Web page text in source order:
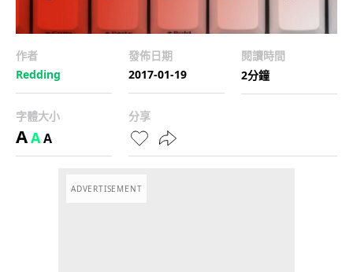
作者
Redding
發佈日期
2017-01-19
閱讀時間
2分鐘
字體大小
AAA
分享
ADVERTISEMENT